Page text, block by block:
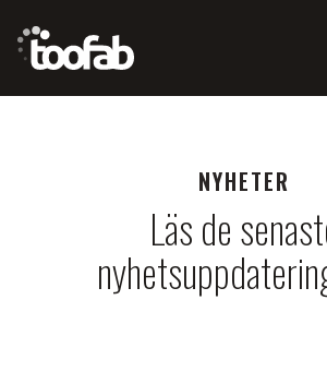
toofab
NYHETER
Läs de